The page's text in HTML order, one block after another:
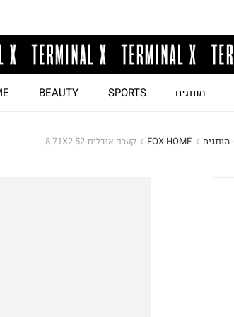
מותגים SPORTS
BEAUTY
מותגים FOX HOME קערה אובלית 8.71X2.52